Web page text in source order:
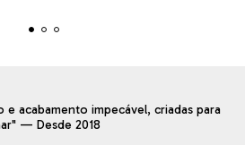
acabamento impecável, criadas para
— Desde 2018